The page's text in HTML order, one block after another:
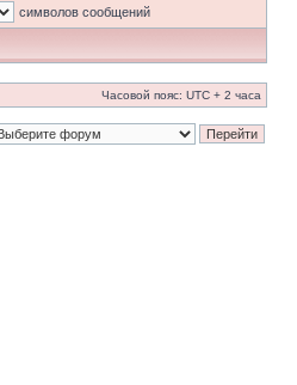
символов сообщений
Часовой пояс: UTC + 2 часа